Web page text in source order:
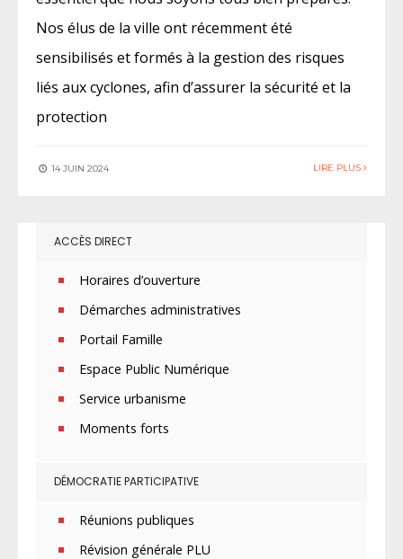
Nos élus de la ville ont récemment été
sensibilisés et formés à la gestion des risques
liés aux cyclones, afin d’assurer la sécurité et la
protection
14 JUIN 2024 LIRE PLUS
ACCÈS DIRECT
Horaires d’ouverture
Démarches administratives
Portail Famille
Espace Public Numérique
Service urbanisme
Moments forts
DÉMOCRATIE PARTICIPATIVE
Réunions publiques
Révision générale PLU